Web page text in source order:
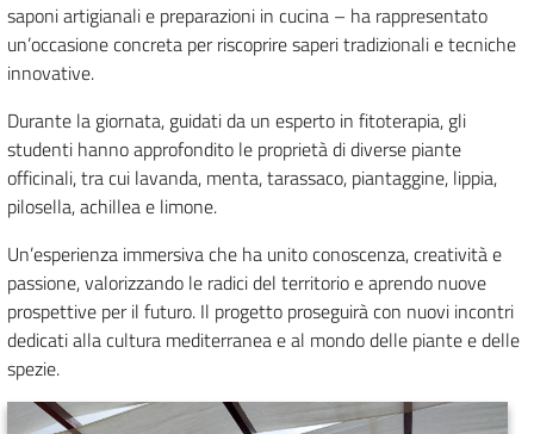
saponi artigianali e preparazioni in cucina – ha rappresentato
un’occasione concreta per riscoprire saperi tradizionali e tecniche
innovative.
Durante la giornata, guidati da un esperto in fitoterapia, gli
studenti hanno approfondito le proprietà di diverse piante
officinali, tra cui lavanda, menta, tarassaco, piantaggine, lippia,
pilosella, achillea e limone.
Un’esperienza immersiva che ha unito conoscenza, creatività e
passione, valorizzando le radici del territorio e aprendo nuove
prospettive per il futuro. Il progetto proseguirà con nuovi incontri
dedicati alla cultura mediterranea e al mondo delle piante e delle
spezie.